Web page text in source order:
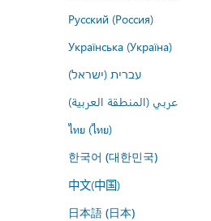
Русский (Россия)
Українська (Україна)
עברית (ישראל)
عربي (المنطقة العربية)
ไทย (ไทย)
한국어 (대한민국)
中文(中国)
日本語 (日本)